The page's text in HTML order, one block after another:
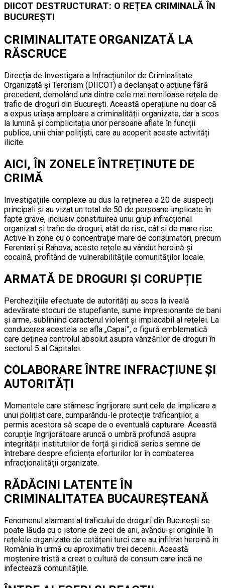
DIICOT DESTRUCTURAT: O REȚEA CRIMINALĂ ÎN
BUCUREȘTI
CRIMINALITATE ORGANIZATĂ LA
RĂSCRUCE
Direcția de Investigare a Infracțiunilor de Criminalitate
Organizată și Terorism (DIICOT) a declanșat o acțiune fără
precedent, demolând una dintre cele mai nemiloase rețele de
trafic de droguri din București. Această operațiune nu doar că
a expus uriașa amploare a criminalității organizate, dar a scos
la lumină și complicitația unor persoane aflate în funcții
publice, unii chiar polițiști, care au acoperit aceste activități
ilicite.
AICI, ÎN ZONELE ÎNTREȚINUTE DE
CRIMĂ
Investigațiile complexe au dus la reținerea a 20 de suspecți
principali și au vizat un total de 50 de persoane implicate în
fapte grave, inclusiv constituirea unui grup infracțional
organizat și trafic de droguri, atât de risc, cât și de mare risc.
Active în zone cu o concentrație mare de consumatori, precum
Ferentari și Rahova, aceste rețele au vândut heroină și
cocaină, profitând de vulnerabilitățile comunităților locale.
ARMATĂ DE DROGURI ȘI CORUPȚIE
Perchezițiile efectuate de autorități au scos la iveală
adevărate stocuri de stupefiante, sume impresionante de bani
și arme, subliniind caracterul violent și implacabil al rețelei. La
conducerea acesteia se afla „Capai”, o figură emblematică
care deținea controlul absolut asupra vânzărilor de droguri în
sectorul 5 al Capitalei.
COLABORARE ÎNTRE INFRACȚIUNE ȘI
AUTORITĂȚI
Momentele care stârnesc îngrijorare sunt cele de implicare a
unui polițist care, cumparându-le protecție tráficanților, a
permis acestora să scape de o eventuală capturare. Această
corupție îngrijorătoare aruncă o umbră profundă asupra
integrității institutiilor de forță și ridică serios semne de
întrebare despre eficiența eforturilor lor în combaterea
infracționalității organizate.
RĂDĂCINI LATENTE ÎN
CRIMINALITATEA BUCAUREȘTEANĂ
Fenomenul alarmant al traficului de droguri din București se
poate lăuda cu o istorie de zeci de ani, avându-și originile în
rețelele organizate de cetățeni turci care au infiltrat heroină în
România în urmă cu aproximativ trei decenii. Această
moștenire tristă a creat o cultură de consum care încă ne
infectează comunitățile.